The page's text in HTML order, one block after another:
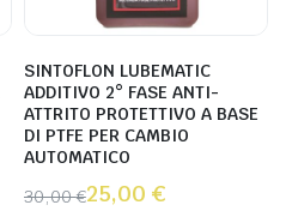
SINTOFLON LUBEMATIC
ADDITIVO 2° FASE ANTI-
ATTRITO PROTETTIVO A BASE
DI PTFE PER CAMBIO
AUTOMATICO
30,00€25,00 €